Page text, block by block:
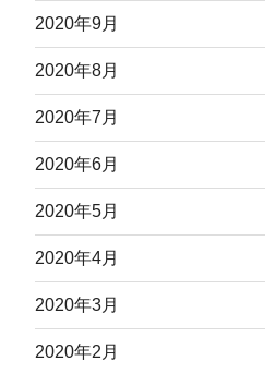
2020年9月
2020年8月
2020年7月
2020年6月
2020年5月
2020年4月
2020年3月
2020年2月